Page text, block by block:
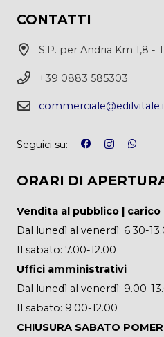
CONTATTI
S.P. per Andria Km 1,8 -
+39 0883 585303
Seguici su:
ORARI DI
Vendita al pubblico |
Dal lunedì al venerdì: 6.30-
Il sabato: 7.00-12.00
Uffici amministrativi
Dal lunedì al venerdì: 9.00-
Il sabato: 9.00-12.00
CHIUSURA SABATO